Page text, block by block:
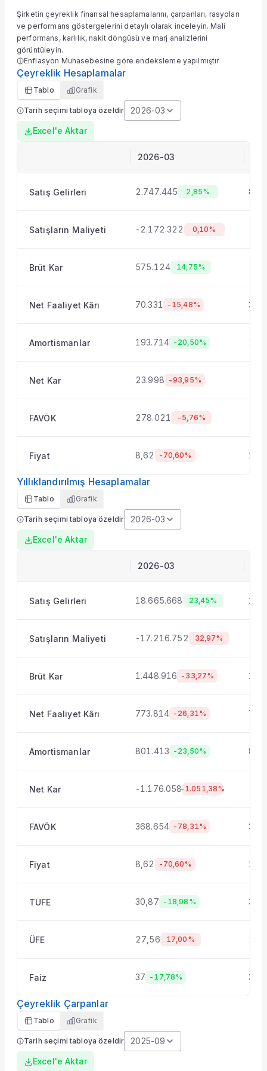
Hisseyi Taşıyan Fonlar
Hisse Fon Portföy Dağılımı
Hisse Analizi
Hesaplamalar
Bilançolar
Nakit Akım Tablosu
Şirket Değerleme
KAP Haberleri
Faaliyet Raporları
Sermaye Artırımları
Fiyat Endeks Değişimi
Şirket Profili
Şirketin çeyreklik finansal hesaplamalarını, çarpanları, rasyoları
ve performans göstergelerini detaylı olarak inceleyin. Mali
performans, karlılık, nakit döngüsü ve marj analizlerini
görüntüleyin.
Enflasyon Muhasebesine göre endeksleme yapılmıştır
Çeyreklik Hesaplamalar
Tablo Grafik
Tarih seçimi tabloya özeldir
2026-03
Excel'e Aktar
2026-03
Satış Gelirleri 2.747.445 2,85%
Satışların Maliyeti -2.172.322 0,10%
Brüt Kar 575.124 14,75%
Net Faaliyet Kârı 70.331 -15,48%
Amortismanlar 193.714 -20,50%
Net Kar 23.998 -93,95%
FAVÖK 278.021 -5,76%
Fiyat 8,62 -70,60%
Yıllıklandırılmış Hesaplamalar
Tablo Grafik
Tarih seçimi tabloya özeldir
2026-03
Excel'e Aktar
2026-03
Satış Gelirleri 18.665.668 23,45%
Satışların Maliyeti -17.216.752 32,97%
Brüt Kar 1.448.916 -33,27%
Net Faaliyet Kârı 773.814 -26,31%
Amortismanlar 801.413 -23,50%
Net Kar -1.176.058-1.051,38%
FAVÖK 368.654 -78,31%
Fiyat 8,62 -70,60%
TÜFE 30,87 -18,98%
ÜFE 27,56 17,00%
Faiz 37 -17,78% 39,5
Çeyreklik Çarpanlar
Tablo Grafik
Tarih seçimi tabloya özeldir
2025-09
Excel'e Aktar